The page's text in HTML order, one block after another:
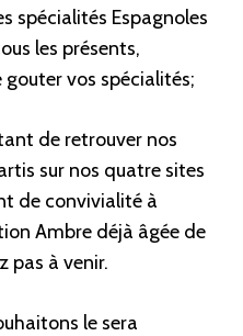
spécialités Espagnoles
les présents,
gouter vos spécialités;
de retrouver nos
sur nos quatre sites
de convivialité à
Ambre déjà âgée de
pas à venir.
le sera